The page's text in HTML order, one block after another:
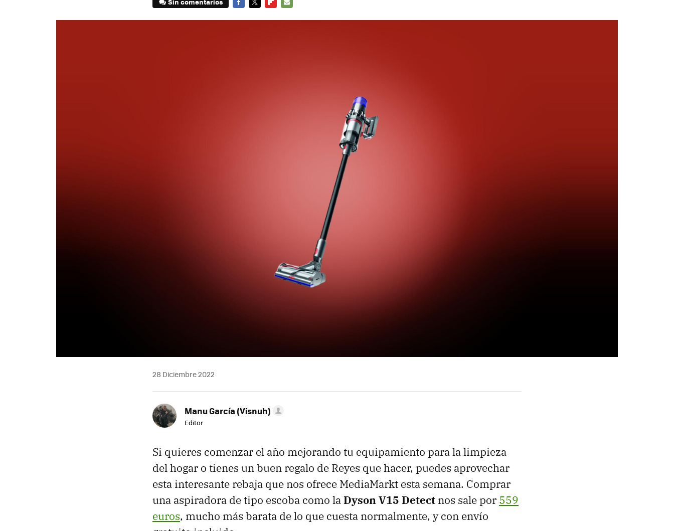
28 Diciembre 2022
Manu García (Visnuh)
Editor
Si quieres comenzar el año mejorando tu equipamiento para la limpieza
del hogar o tienes un buen regalo de Reyes que hacer, puedes aprovechar
esta interesante rebaja que nos ofrece MediaMarkt esta semana. Comprar
una aspiradora de tipo escoba como laDyson V15 Detect nos sale por 559
euros, mucho más barata de lo que cuesta normalmente, y con envío